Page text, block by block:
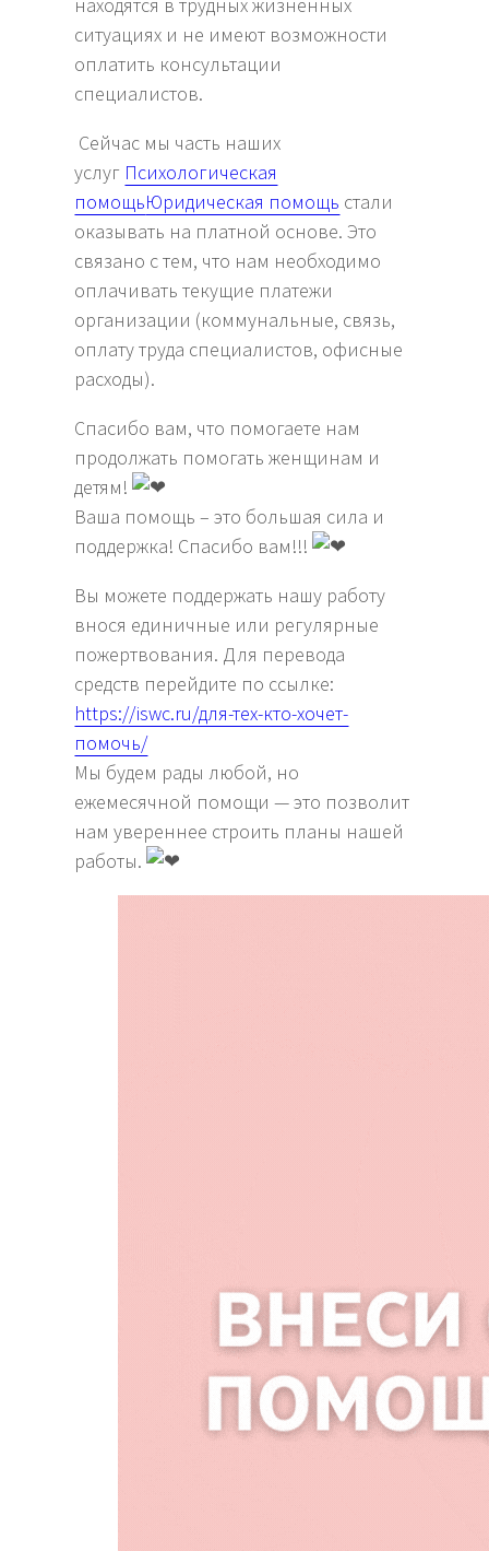
находятся в трудных жизненных
ситуациях и не имеют возможности
оплатить консультации
специалистов.
Сейчас мы часть наших
услуг Психологическая
помощьЮридическая помощь стали
оказывать на платной основе. Это
связано с тем, что нам необходимо
оплачивать текущие платежи
организации (коммунальные, связь,
оплату труда специалистов, офисные
расходы).
Спасибо вам, что помогаете нам
продолжать помогать женщинам и
детям!
Ваша помощь – это большая сила и
поддержка! Спасибо вам!!!
Вы можете поддержать нашу работу
внося единичные или регулярные
пожертвования. Для перевода
средств перейдите по ссылке:
https://iswc.ru/для-тех-кто-хочет-
помочь/
Мы будем рады любой, но
ежемесячной помощи — это позволит
нам увереннее строить планы нашей
работы.